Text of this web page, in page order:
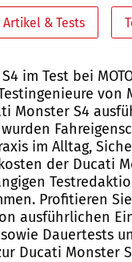
Artikel & Tests
im Test bei
von
Monster S4
im Alltag,
der Ducati
Profitieren
ausführlichen
Dauertests
Ducati Monster